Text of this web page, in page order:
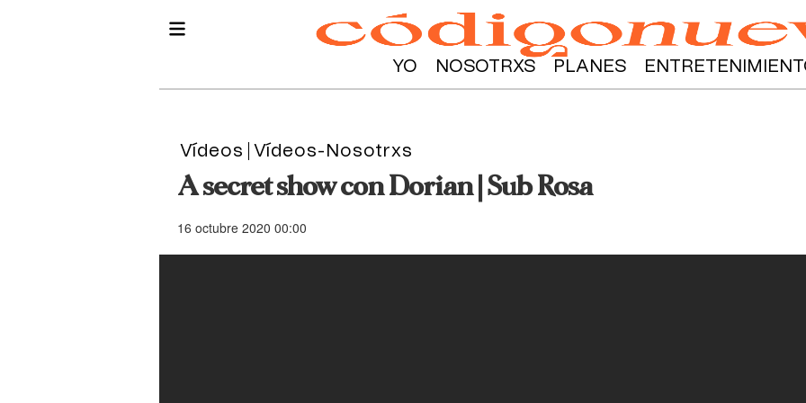
YO NOSOTRXS PLANES
Vídeos Vídeos-Nosotrxs
A secret show con Dorian | Sub Rosa
16 octubre 2020 00:00